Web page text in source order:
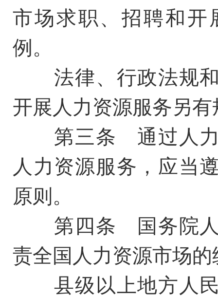
市场求职、招聘和开
例。
法律、行政法规和
开展人力资源服务另
第三条 通过人力
人力资源服务，应当
原则。
第四条 国务院人
责全国人力资源市场
县级以上地方人民